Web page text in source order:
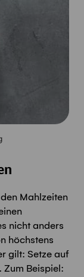
Mahlzeiten
nicht anders
höchstens
gilt: Setze auf
Zum Beispiel: